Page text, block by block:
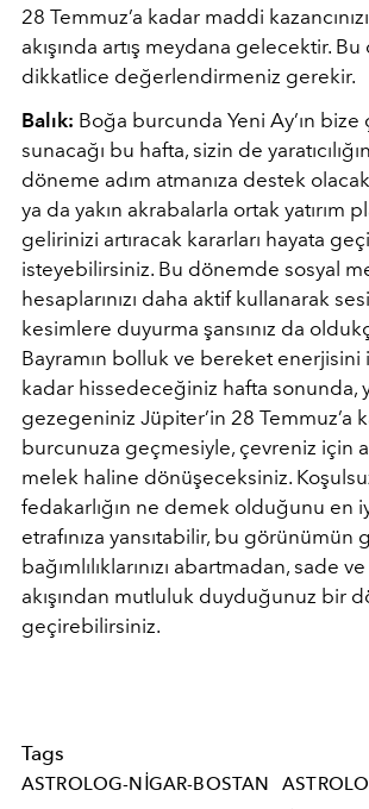
28 Temmuz’a kadar maddi
akışında artış meydana gelecektir.
dikkatlice değerlendirmeniz gerekir.
Balık: Boğa burcunda Yeni Ay’ın bize
sunacağı bu hafta, sizin de
döneme adım atmanıza destek
ya da yakın akrabalarla ortak yatırım
gelirinizi artıracak kararları hayata
isteyebilirsiniz. Bu dönemde sosyal
hesaplarınızı daha aktif kullanarak
kesimlere duyurma şansınız da
Bayramın bolluk ve bereket enerjisini
kadar hissedeceğiniz hafta sonunda,
gezegeniniz Jüpiter’in 28 Temmuz’a
burcunuza geçmesiyle, çevreniz için
melek haline dönüşeceksiniz.
fedakarlığın ne demek olduğunu en
etrafınıza yansıtabilir, bu görünümün
bağımlılıklarınızı abartmadan, sade
akışından mutluluk duyduğunuz bir
geçirebilirsiniz.
Tags
ASTROLOG-NIGAR-BOSTAN